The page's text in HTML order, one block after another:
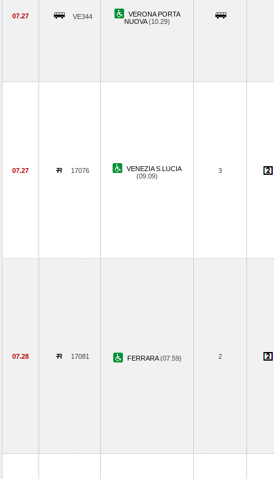
07.27 VE344
VERONA PORTA
NUOVA(10.29)
07.27 17076
VENEZIA S.LUCIA
(09.09)
3
07.28 17081 FERRARA(07.59) 2